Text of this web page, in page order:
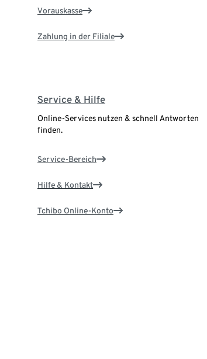
Vorauskasse
Zahlung in der Filiale
Service & Hilfe
Online-Services nutzen & schnell Antworten
finden.
Service-Bereich
Hilfe & Kontakt
Tchibo Online-Konto